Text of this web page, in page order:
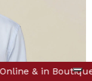
Fino al -80%
FUORI TUTTO